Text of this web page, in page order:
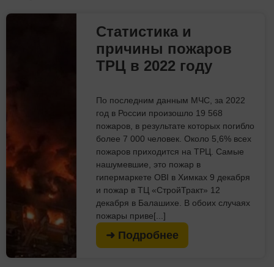
Статистика и
причины пожаров
ТРЦ в 2022 году
По последним данным МЧС, за 2022
год в России произошло 19 568
пожаров, в результате которых погибло
более 7 000 человек. Около 5,6% всех
пожаров приходится на ТРЦ. Самые
нашумевшие, это пожар в
гипермаркете OBI в Химках 9 декабря
и пожар в ТЦ «СтройТракт» 12
декабря в Балашихе. В обоих случаях
пожары приве[...]
➜ Подробнее